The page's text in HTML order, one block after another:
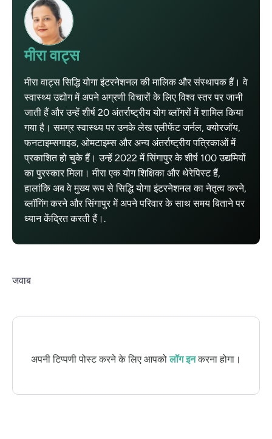
मीरा वाट्स
मीरा वाट्स सिद्धि योगा इंटरनेशनल की मालिक और संस्थापक हैं। वे
स्वास्थ्य उद्योग में अपने अग्रणी विचारों के लिए विश्व स्तर पर जानी
जाती हैं और उन्हें शीर्ष 20 अंतर्राष्ट्रीय योग ब्लॉगरों में शामिल किया
गया है। समग्र स्वास्थ्य पर उनके लेख एलीफेंट जर्नल, क्योरजॉय,
फनटाइम्सगाइड, ओमटाइम्स और अन्य अंतर्राष्ट्रीय पत्रिकाओं में
प्रकाशित हो चुके हैं। उन्हें 2022 में सिंगापुर के शीर्ष 100 उद्यमियों
का पुरस्कार मिला। मीरा एक योग शिक्षिका और थेरेपिस्ट हैं,
हालांकि अब वे मुख्य रूप से सिद्धि योगा इंटरनेशनल का नेतृत्व करने,
ब्लॉगिंग करने और सिंगापुर में अपने परिवार के साथ समय बिताने पर
ध्यान केंद्रित करती हैं।.
जवाब
अपनी टिप्पणी पोस्ट करने के लिए आपकोलॉग इनकरना होगा।